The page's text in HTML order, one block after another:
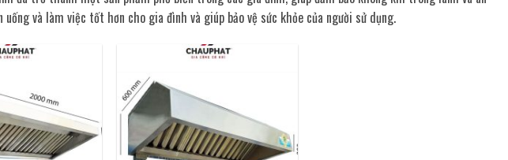
và làm việc tốt hơn cho gia đình và giúp bảo vệ sức khỏe của người sử dụng.